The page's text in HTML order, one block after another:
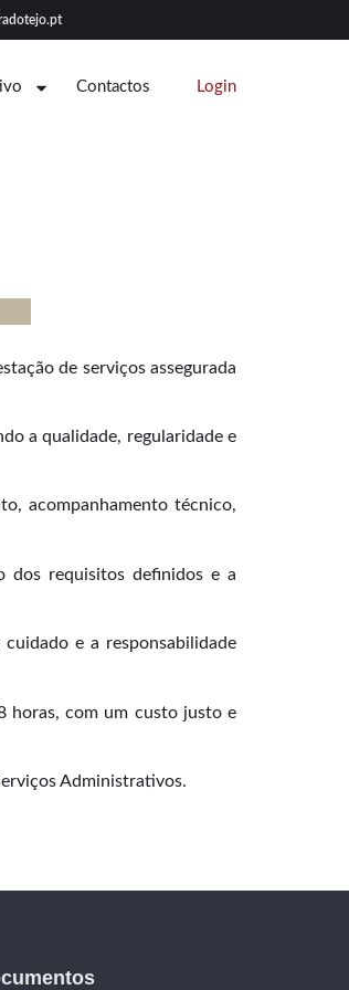
Contactos Login
de serviços assegurada
a qualidade, regularidade e
acompanhamento técnico,
dos requisitos definidos e a
e a responsabilidade
horas, com um custo justo e
Administrativos.